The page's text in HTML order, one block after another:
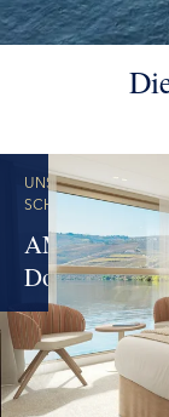
UNSERE
SCHIFFE
AMADEUS
Douro